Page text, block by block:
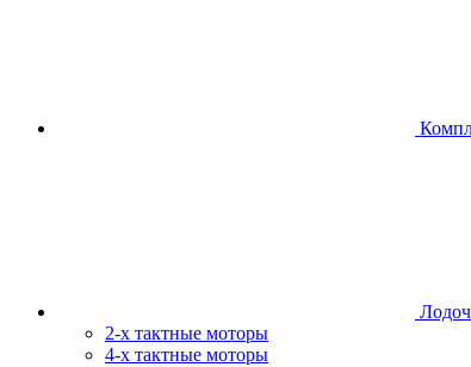
2-х тактные моторы
4-х тактные моторы